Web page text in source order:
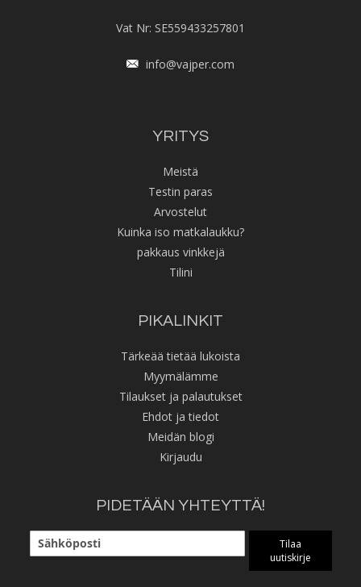
Vat Nr: SE559433257801
info@vajper.com
YRITYS
Meistä
Testin paras
Arvostelut
Kuinka iso matkalaukku?
pakkaus vinkkejä
Tilini
PIKALINKIT
Tärkeää tietää lukoista
Myymälämme
Tilaukset ja palautukset
Ehdot ja tiedot
Meidän blogi
Kirjaudu
PIDETÄÄN YHTEYTTÄ!
Tilaa
uutiskirje